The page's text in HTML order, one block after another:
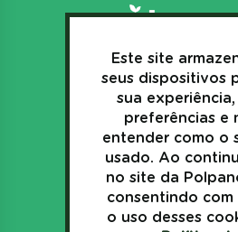
+55(44)
Av. Industrial,
Japurá - Paraná
Este site
seus dispositivos
sua
preferências e
entender como o
usado. Ao
no site da
consentindo com
o uso desses